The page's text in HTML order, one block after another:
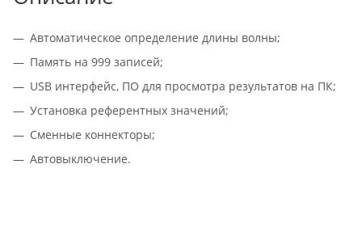
Автоматическое определение длины волны;
Память на 999 записей;
USB интерфейс, ПО для просмотра результатов на ПК;
Установка референтных значений;
Сменные коннекторы;
Автовыключение.